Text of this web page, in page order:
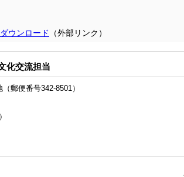
ウンロード （外部リンク）
化交流担当
郵便番号342-8501）